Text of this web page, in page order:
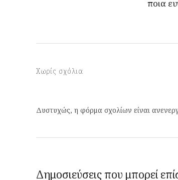
ποια
Χωρίς σχόλια
Δυστυχώς, η φόρμα σχολίων είναι
Δημοσιεύσεις που μπορεί